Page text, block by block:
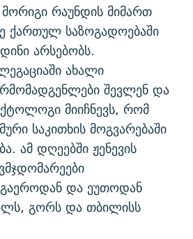
მორიგი რაუნდის მიმართ
ქართულ საზოგადოებაში
არსებობს.
ახალი
შევლენ და
მიიჩნევს, რომ
საკითხის მოგვარებაში
ამ დღეებში ჟენევის
და ეუთოდან
გორს და თბილისს